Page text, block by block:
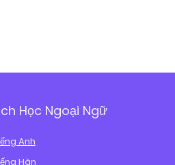
Học Ngoại Ngữ
Anh
Hàn